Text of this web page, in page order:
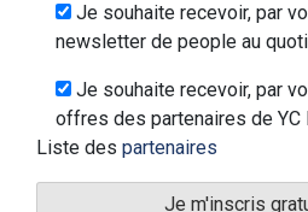
Je souhaite recevoir, par
newsletter de people au
Je souhaite recevoir, par
offres des partenaires de YC
Liste des partenaires